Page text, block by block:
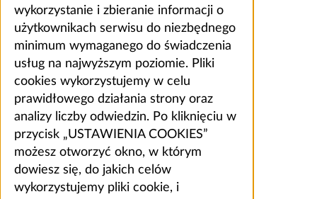
wykorzystanie i zbieranie informacji o
użytkownikach serwisu do niezbędnego
minimum wymaganego do świadczenia
usług na najwyższym poziomie. Pliki
cookies wykorzystujemy w celu
prawidłowego działania strony oraz
analizy liczby odwiedzin. Po kliknięciu w
przycisk „USTAWIENIA COOKIES”
możesz otworzyć okno, w którym
dowiesz się, do jakich celów
wykorzystujemy pliki cookie, i